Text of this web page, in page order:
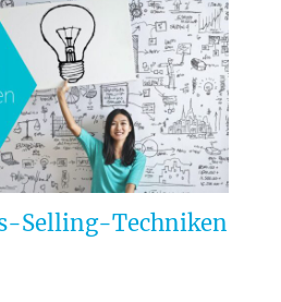
Selling-Techniken